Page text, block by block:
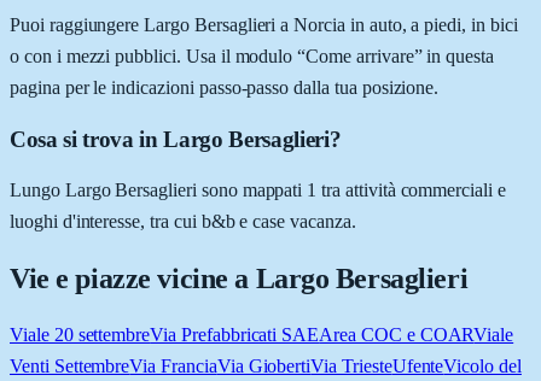
Puoi raggiungere Largo Bersaglieri a Norcia in auto, a piedi, in bici
o con i mezzi pubblici. Usa il modulo “Come arrivare” in questa
pagina per le indicazioni passo-passo dalla tua posizione.
Cosa si trova in Largo Bersaglieri?
Lungo Largo Bersaglieri sono mappati 1 tra attività commerciali e
luoghi d'interesse, tra cui b&b e case vacanza.
Vie e piazze vicine a Largo Bersaglieri
Viale 20 settembreVia Prefabbricati SAEArea COC e COARViale
Venti SettembreVia FranciaVia GiobertiVia TriesteUfenteVicolo del